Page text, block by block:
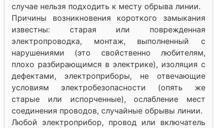
случае нельзя подходить к месту обрыва линии.
Причины возникновения короткого замыкания
известны: старая или поврежденная
электропроводка, монтаж, выполненный с
нарушениями (это свойственно любителям,
плохо разбирающимся в электрике), изоляция с
дефектами, электроприборы, не отвечающие
условиям электробезопасности (опять же
старые или испорченные), ослабление мест
соединения проводов, случайные обрывы линии.
Любой электроприбор, провод или включатель